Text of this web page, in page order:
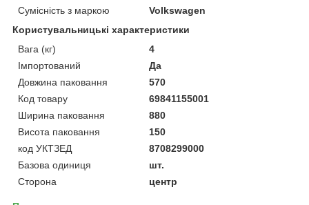
Сумісність з маркою
Volkswagen
Користувальницькі характеристики
Вага (кг)
4
Імпортований
Да
Довжина паковання
570
Код товару
69841155001
Ширина паковання
880
Висота паковання
150
код УКТЗЕД
8708299000
Базова одиниця
шт.
Сторона
центр